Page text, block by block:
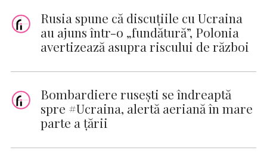
Rusia spune că discuțiile cu Ucraina
au ajuns într-o „fundătură”, Polonia
avertizează asupra riscului de război
Bombardiere ruseşti se îndreaptă
spre #Ucraina, alertă aeriană în mare
parte a ţării